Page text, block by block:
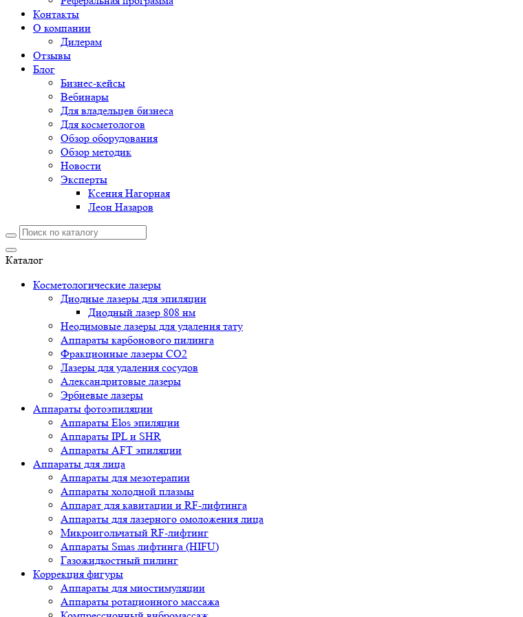
Контакты
О компании
Дилерам
Отзывы
Блог
Бизнес-кейсы
Вебинары
Для владельцев бизнеса
Для косметологов
Обзор оборудования
Обзор методик
Новости
Эксперты
Ксения Нагорная
Леон Назаров
Каталог
Косметологические лазеры
Диодные лазеры для эпиляции
Диодный лазер 808 нм
Неодимовые лазеры для удаления тату
Аппараты карбонового пилинга
Фракционные лазеры CO2
Лазеры для удаления сосудов
Александритовые лазеры
Эрбиевые лазеры
Аппараты фотоэпиляции
Аппараты Elos эпиляции
Аппараты IPL и SHR
Аппараты AFT эпиляции
Аппараты для лица
Аппараты для мезотерапии
Аппараты холодной плазмы
Аппарат для кавитации и RF-лифтинга
Аппараты для лазерного омоложения лица
Микроигольчатый RF-лифтинг
Аппараты Smas лифтинга (HIFU)
Газожидкостный пилинг
Коррекция фигуры
Аппараты для миостимуляции
Аппараты ротационного массажа